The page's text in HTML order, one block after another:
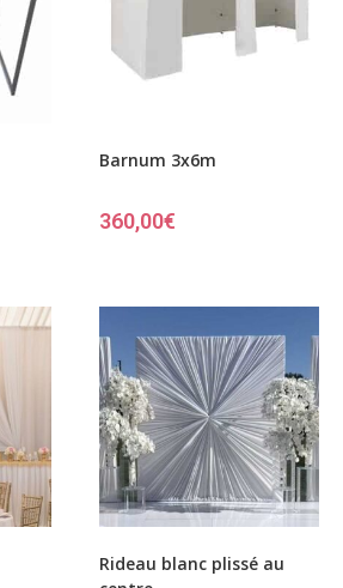
Barnum 3x6m
360,00€
Rideau blanc plissé au